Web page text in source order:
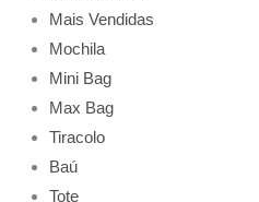
Mais Vendidas
Mochila
Mini Bag
Max Bag
Tiracolo
Baú
Tote